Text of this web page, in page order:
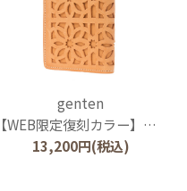
genten
【WEB限定復刻カラー】カットワーク パスケース
13,200円(税込)